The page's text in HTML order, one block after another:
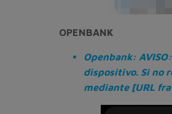
OPENBANK
Openbank:
dispositivo. Si no
mediante [URL